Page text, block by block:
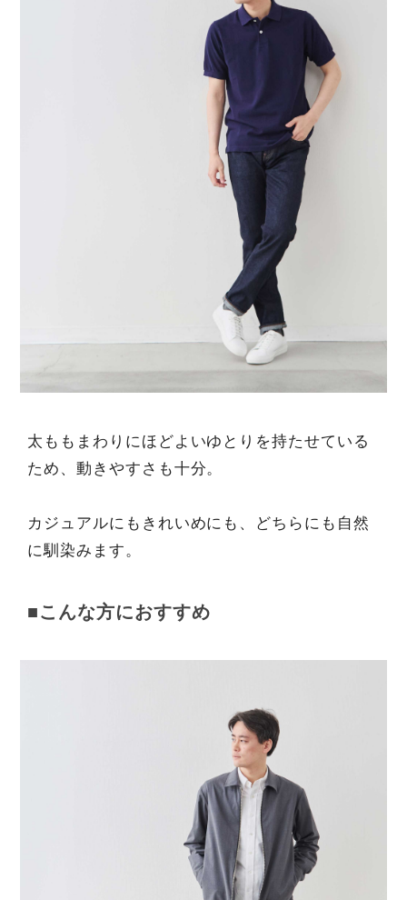
太ももまわりにほどよいゆとりを持たせている
ため、動きやすさも十分。
カジュアルにもきれいめにも、どちらにも自然
に馴染みます。
■こんな方におすすめ